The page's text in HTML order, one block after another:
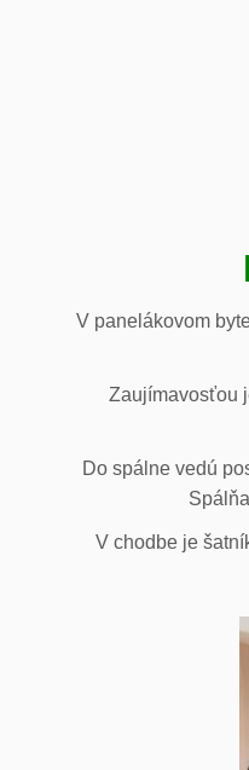
V panelákovom
Zaujímavosťou
Do spálne vedú
V chodbe je